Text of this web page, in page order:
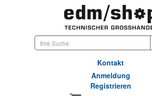
Kontakt
Anmeldung
Registrieren